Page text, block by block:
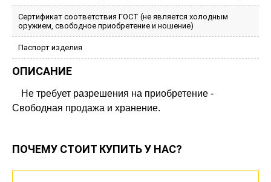
Сертификат соответствия ГОСТ (не является холодным
оружием, свободное приобретение и ношение)
Паспорт изделия
ОПИСАНИЕ
Не требует разрешения на приобретение -
Свободная продажа и хранение.
ПОЧЕМУ СТОИТ КУПИТЬ У НАС?